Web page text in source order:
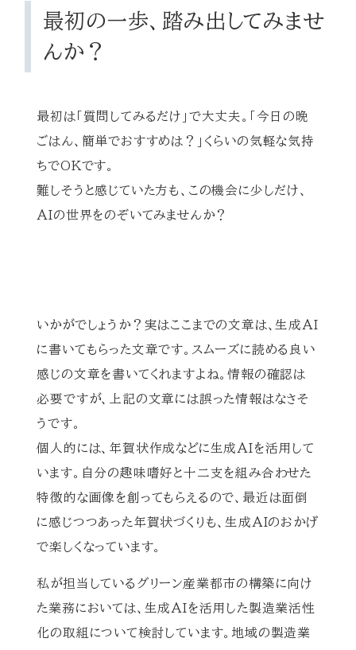
最初の一歩、踏み出してみませ
んか？
最初は「質問してみるだけ」で大丈夫。「今日の晩
ごはん、簡単でおすすめは？」くらいの気軽な気持
ちでOKです。
難しそうと感じていた方も、この機会に少しだけ、
AIの世界をのぞいてみませんか？
いかがでしょうか？実はここまでの文章は、生成AI
に書いてもらった文章です。スムーズに読める良い
感じの文章を書いてくれますよね。情報の確認は
必要ですが、上記の文章には誤った情報はなさそ
うです。
個人的には、年賀状作成などに生成AIを活用して
います。自分の趣味嗜好と十二支を組み合わせた
特徴的な画像を創ってもらえるので、最近は面倒
に感じつつあった年賀状づくりも、生成AIのおかげ
で楽しくなっています。
私が担当しているグリーン産業都市の構築に向け
た業務においては、生成AIを活用した製造業活性
化の取組について検討しています。地域の製造業